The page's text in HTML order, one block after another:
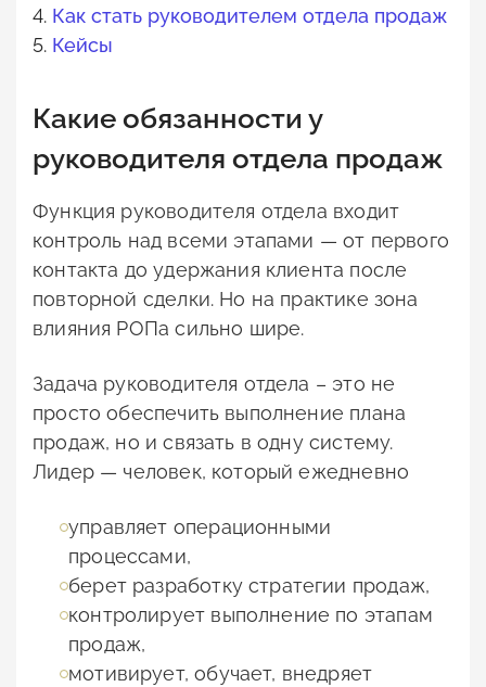
4. Как стать руководителем отдела продаж
5. Кейсы
Какие обязанности у
руководителя отдела продаж
Функция руководителя отдела входит
контроль над всеми этапами — от первого
контакта до удержания клиента после
повторной сделки. Но на практике зона
влияния РОПа сильно шире.
Задача руководителя отдела – это не
просто обеспечить выполнение плана
продаж, но и связать в одну систему.
Лидер — человек, который ежедневно
управляет операционными
процессами,
берет разработку стратегии продаж,
контролирует выполнение по этапам
продаж,
мотивирует, обучает, внедряет